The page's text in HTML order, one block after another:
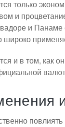
только
и
и Панаме
широко
и в том, как